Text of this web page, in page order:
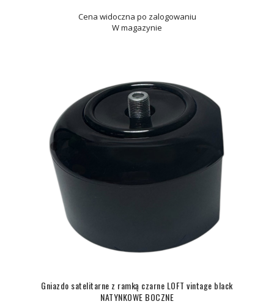
Cena widoczna po zalogowaniu
W magazynie
Gniazdo satelitarne z ramką czarne LOFT vintage black
NATYNKOWE BOCZNE